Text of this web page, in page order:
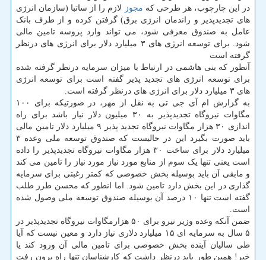
در این چارچوب، هر طرحی که مجوز
لازم را از ساتبا (سازمان انرژی
های تجدیدپذیر و راندمان انرژی برق) گرفتن کرده و از طرف بانک
عامل به صندوق معرفی شود، می تواند وارد پروسه تامین مالی
شود. برای توسعه انرژی های ۳ میلیارد دلار برای انرژی های درنظر
گرفته است
آنطور که بنی هاشمی در ارتباط با میزان سرمایه درنظر گرفته شده
برای توسعه انرژی های تجدید پذیر گفته است برای توسعه انرژی
های ۳ میلیارد دلار برای انرژی های درنظر گرفته است.
به گزارش ام آی جی تی به نقل از مهر، در صورتیکه برای ۱۰۰
مگاوات نیروگاه تجدیدپذیر به ۳۰ میلیون دلار نیاز باشد برای راه
اندازی ۳۰ هزار مگاوات نیروگاه تجدید پذیر ۹ میلیارد دلار تامین مالی
باید صورت بگیرد این در حالیست که صندوق توسعه ملی وعده ۳
میلیارد دلار برای ساخت ۳۰ هزار مگاوات نیروگاه تجدیدپذیر را داده
است یعنی تنها یک سوم از منابع مورد نیاز مورد نیاز را تامین می کند
و مابقی آن باید بوسیله بخش خصوصی که کمتر رغبتی برای سرمایه
گذاری در این بخش دارد تامین شود. اما انطور که محسن طرز طلب
گفته است تنها ۱۰ درصد آن بوسیله صندوق توسعه ملی وصول شده
است.
ضمن آنکه وعده وزیر نیرو برای ۵۰ هزارمگاوات نیروگاه تجدیدپذیر در
۵ سال به سرمایه ای ۱۵ میلیارد دلاری نیاز دارد و معین نیست که آیا
طی سالیان آینده بخش خصوصی برای تامین مالی آن ورود کند یا
خیر! همین طور باید درنظر داشت که کارشناسان تنها راه برون رفت